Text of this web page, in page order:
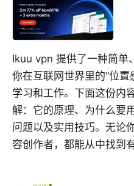
Ikuu vpn 提供了一种简单
你在互联网世界里的“位置
学习和工作。下面这份内
解：它的原理、为什么要
问题以及实用技巧。无论
容创作者，都能从中找到